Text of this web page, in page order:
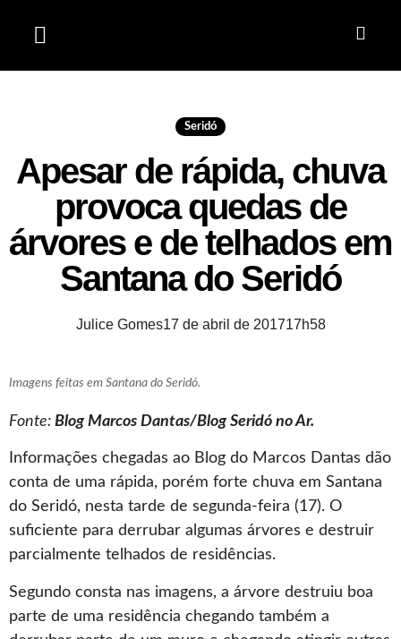
Seridó
Apesar de rápida, chuva
provoca quedas de
árvores e de telhados em
Santana do Seridó
Julice Gomes17 de abril de 201717h58
Imagens feitas em Santana do Seridó.
Fonte: Blog Marcos Dantas/Blog Seridó no Ar.
Informações chegadas ao Blog do Marcos Dantas dão
conta de uma rápida, porém forte chuva em Santana
do Seridó, nesta tarde de segunda-feira (17). O
suficiente para derrubar algumas árvores e destruir
parcialmente telhados de residências.
Segundo consta nas imagens, a árvore destruiu boa
parte de uma residência chegando também a